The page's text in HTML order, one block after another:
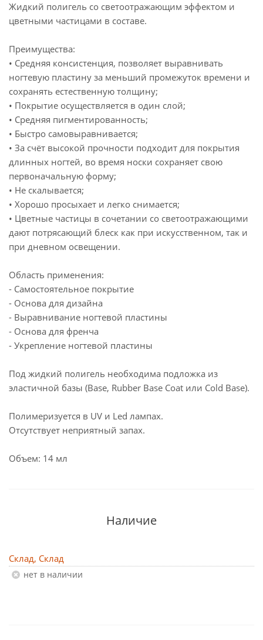
Жидкий полигель со светоотражающим эффектом и
цветными частицами в составе.
Преимущества:
• Средняя консистенция, позволяет выравнивать
ногтевую пластину за меньший промежуток времени и
сохранять естественную толщину;
• Покрытие осуществляется в один слой;
• Средняя пигментированность;
• Быстро самовыравнивается;
• За счёт высокой прочности подходит для покрытия
длинных ногтей, во время носки сохраняет свою
первоначальную форму;
• Не скалывается;
• Хорошо просыхает и легко снимается;
• Цветные частицы в сочетании со светоотражающими
дают потрясающий блеск как при искусственном, так и
при дневном освещении.
Область применения:
- Самостоятельное покрытие
- Основа для дизайна
- Выравнивание ногтевой пластины
- Основа для френча
- Укрепление ногтевой пластины
Под жидкий полигель необходима подложка из
эластичной базы (Base, Rubber Base Coat или Cold Base).
Полимеризуется в UV и Led лампах.
Отсутствует неприятный запах.
Объем: 14 мл
Наличие
Склад, Склад
Нет в наличии